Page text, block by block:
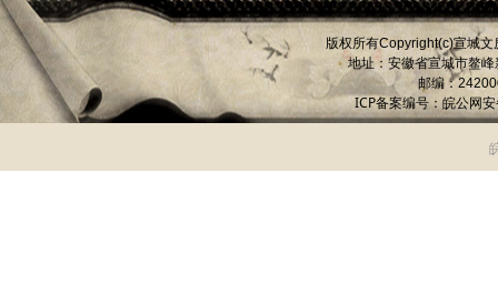
版权所有Copyright(c)宣城文
地址：安徽省宣城市鳌峰
邮编：
ICP备案编号： 皖公网